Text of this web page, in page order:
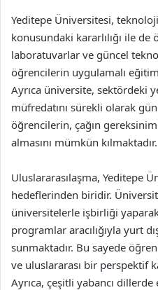
Yeditepe Üniversitesi,
konusundaki kararlılığı ile de
laboratuvarlar ve güncel
öğrencilerin uygulamalı eğitim
Ayrıca üniversite, sektördeki
müfredatını sürekli olarak
öğrencilerin, çağın
almasını mümkün kılmaktadır.
Uluslararasılaşma, Yeditepe
hedeflerinden biridir.
üniversitelerle işbirliği
programlar aracılığıyla yurt
sunmaktadır. Bu sayede
ve uluslararası bir perspektif
Ayrıca, çeşitli yabancı